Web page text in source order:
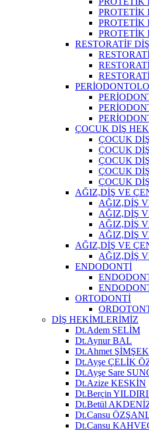
PROTETİK
PROTETİK
PROTETİK
RESTORATİF
ÇOCUK DİŞ
ÇOCUK
ÇOCUK
ÇOCUK
ÇOCUK
ÇOCUK
AĞIZ,DİŞ VE
AĞIZ,DİŞ
AĞIZ,DİŞ
AĞIZ,DİŞ
AĞIZ,DİŞ
AĞIZ,DİŞ VE
AĞIZ,DİŞ
ENDODONTİ
ORTODONTİ
DİŞ HEKİMLERİMİZ
Dt.Adem SELİM
Dt.Aynur BAL
Dt.Ahmet ŞİMŞEK
Dt.Ayşe ÇELİK
Dt.Ayşe Sare
Dt.Azize KESKİN
Dt.Berçin
Dt.Betül
Dt.Cansu
Dt.Cansu